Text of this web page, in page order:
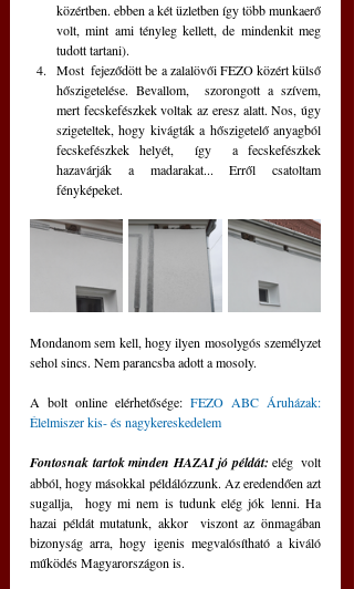
közértben. ebben a két üzletben így több munkaerő
volt, mint ami tényleg kellett, de mindenkit meg
tudott tartani).
Most  fejeződött be a zalalövői FEZO közért külső
hőszigetelése. Bevallom,  szorongott a szívem,
mert fecskefészkek voltak az eresz alatt. Nos, úgy
szigeteltek, hogy kivágták a hőszigetelő anyagból
fecskefészkek helyét,  így  a fecskefészkek
hazavárják a madarakat... Erről csatoltam
fényképeket.
Mondanom sem kell, hogy ilyen mosolygós személyzet
sehol sincs. Nem parancsba adott a mosoly.
A bolt online elérhetősége: FEZO ABC Áruházak:
Élelmiszer kis- és nagykereskedelem
Fontosnak tartok minden HAZAI jó példát: elég  volt
abból, hogy másokkal példálózzunk. Az eredendően azt
sugallja,  hogy mi nem is tudunk elég jók lenni. Ha
hazai példát mutatunk, akkor  viszont az önmagában
bizonyság arra, hogy igenis megvalósítható a kiváló
működés Magyarországon is.